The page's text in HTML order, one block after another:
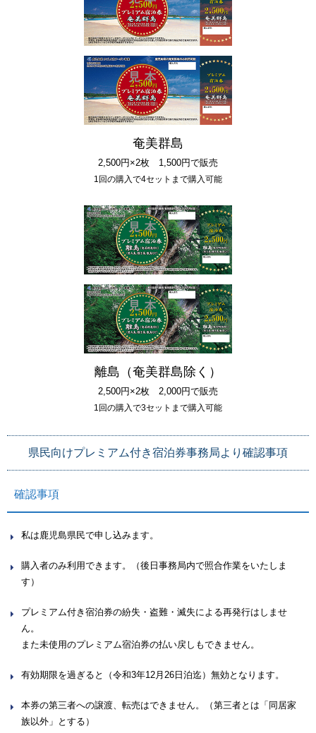
奄美群島
2,500円×2枚 1,500円で販売
1回の購入で4セットまで購入可能
離島（奄美群島除く）
2,500円×2枚 2,000円で販売
1回の購入で3セットまで購入可能
県民向けプレミアム付き宿泊券事務局より確認事項
確認事項
私は鹿児島県民で申し込みます。
購入者のみ利用できます。（後日事務局内で照合作業をいたしま
す）
プレミアム付き宿泊券の紛失・盗難・滅失による再発行はしませ
ん。
また未使用のプレミアム宿泊券の払い戻しもできません。
有効期限を過ぎると（令和3年12月26日泊迄）無効となります。
本券の第三者への譲渡、転売はできません。（第三者とは「同居家
族以外」とする）